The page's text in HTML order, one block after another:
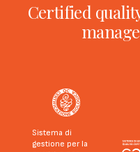
Certified
Sistema di
gestione per la